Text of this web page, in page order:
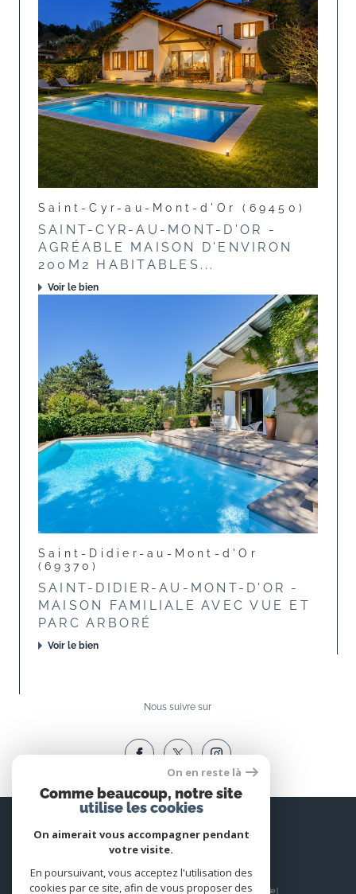
Saint-Cyr-au-Mont-d'Or (69450)
SAINT-CYR-AU-MONT-D'OR -
AGRÉABLE MAISON D'ENVIRON
200M2 HABITABLES...
Voir le bien
Saint-Didier-au-Mont-d'Or
(69370)
SAINT-DIDIER-AU-MONT-D'OR -
MAISON FAMILIALE AVEC VUE ET
PARC ARBORÉ
Voir le bien
Nous suivre sur
Espace
PROPRIÉTAIRE
Se connecter
© 2026 | Tous droits réservés | Traduction powered by Google |
On en reste là
Comme beaucoup, notre site
utilise les cookies
On aimerait vous accompagner pendant
votre visite.
En poursuivant, vous acceptez l'utilisation des
cookies par ce site, afin de vous proposer des